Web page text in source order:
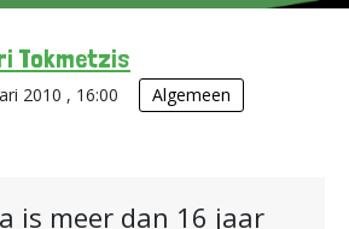
Tokmetzis
2010 , 16:00 Algemeen
is meer dan 16 jaar